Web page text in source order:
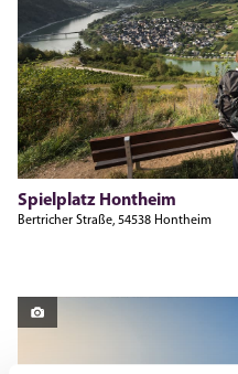
Spielplatz Hontheim
Bertricher Straße, 54538 Hontheim